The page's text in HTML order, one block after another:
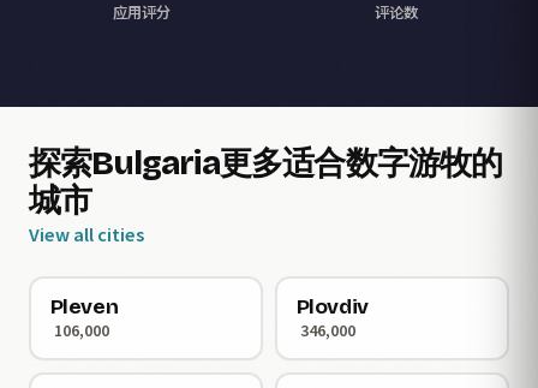
应用评分 评论数
探索Bulgaria更多适合数字游牧的
城市
View all cities
Pleven
106,000
Plovdiv
346,000